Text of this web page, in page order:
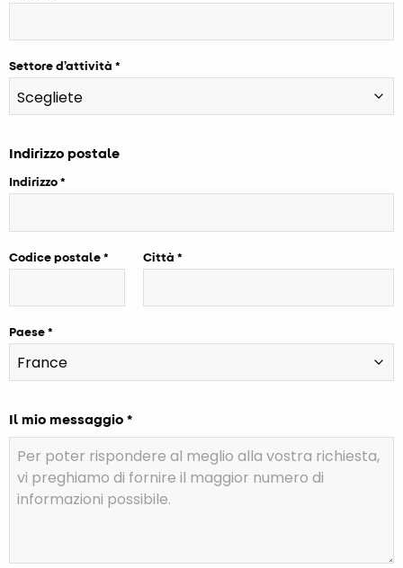
Settore d’attività
Indirizzo postale
Indirizzo
Codice postale Città
Paese
Il mio messaggio *